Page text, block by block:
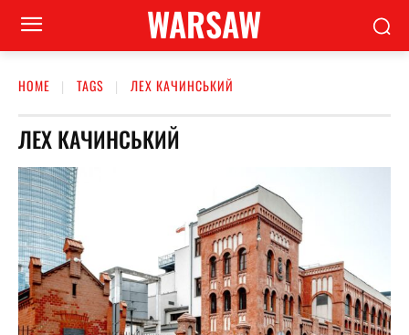
WARSAW
HOME TAGS ЛЕХ КАЧИНСЬКИЙ
ЛЕХ КАЧИНСЬКИЙ